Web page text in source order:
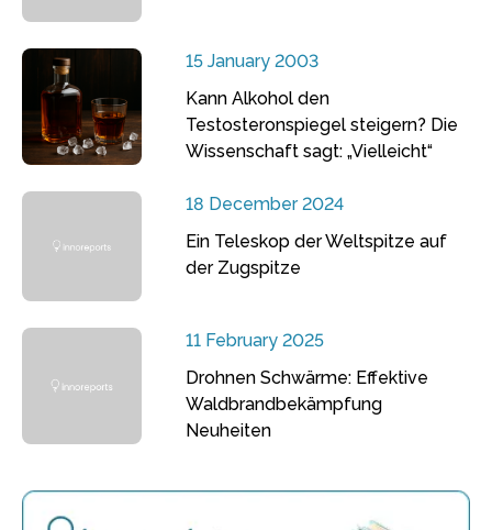
15 January 2003
Kann Alkohol den
Testosteronspiegel steigern? Die
Wissenschaft sagt: „Vielleicht“
18 December 2024
Ein Teleskop der Weltspitze auf
der Zugspitze
11 February 2025
Drohnen Schwärme: Effektive
Waldbrandbekämpfung
Neuheiten